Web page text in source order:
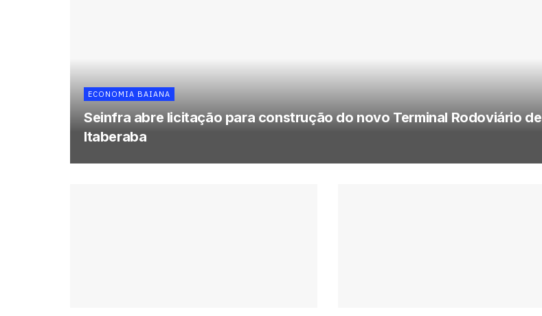
ECONOMIA BAIANA
Seinfra abre licitação para construção do novo Terminal Rodoviário de
Itaberaba